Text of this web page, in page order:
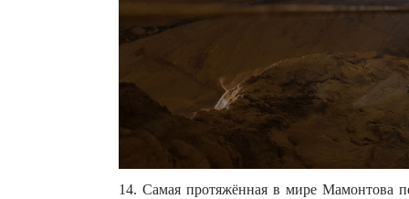
14. Самая протяжённая в мире Мамонтова